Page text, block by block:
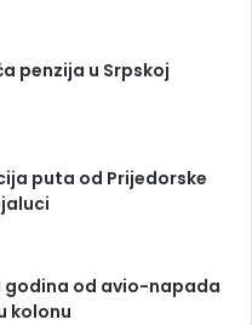
penzija u Srpskoj
puta od Prijedorske
godina od avio-napada
kolonu